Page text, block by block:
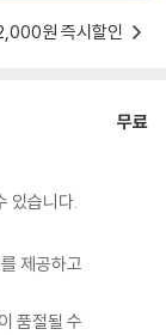
원 즉시할인
무료
있습니다.
제공하고
품절될 수